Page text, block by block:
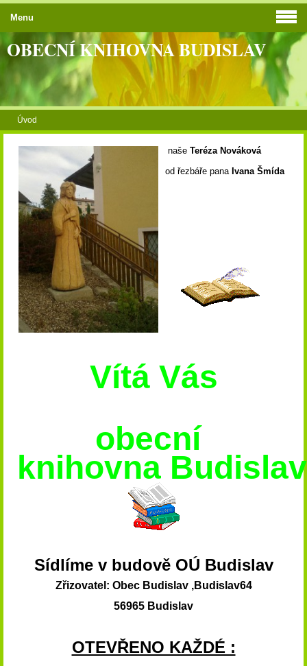
OBECNÍ KNIHOVNA BUDISLAV
Úvod
naše Teréza Nováková
od řezbáře pana Ivana Šmída
Vítá Vás
obecní
knihovna Budislav
Sídlíme v budově OÚ Budislav
Zřizovatel: Obec Budislav ,Budislav64
56965 Budislav
OTEVŘENO KAŽDÉ :
Menu